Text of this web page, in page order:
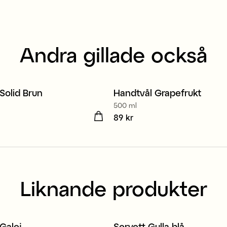
Andra gillade också
kr Brun 2 för 139 kr
Handtvål Grapefrukt
500 ml
Pris:
89 kr
Liknande produkter